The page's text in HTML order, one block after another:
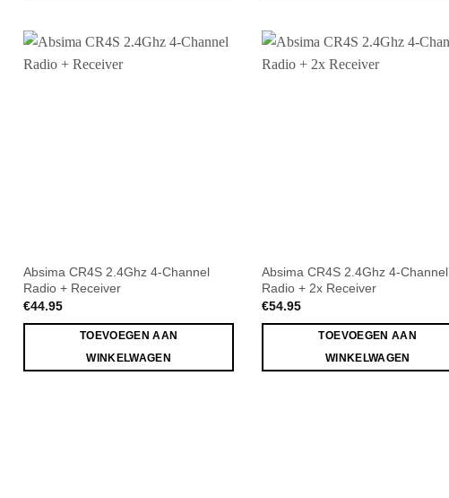
Absima CR4S 2.4Ghz 4-Channel
Radio + Receiver
€44.95
TOEVOEGEN AAN
WINKELWAGEN
Absima CR4S 2.4Ghz 4-Channel
Radio + 2x Receiver
€54.95
TOEVOEGEN AAN
WINKELWAGEN